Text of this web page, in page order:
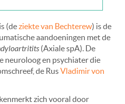
(deziekte van Bechterew) is de
aandoeningen met de
(Axiale spA). De
neuroloog en psychiater die
de RusVladimir von
zich vooral door